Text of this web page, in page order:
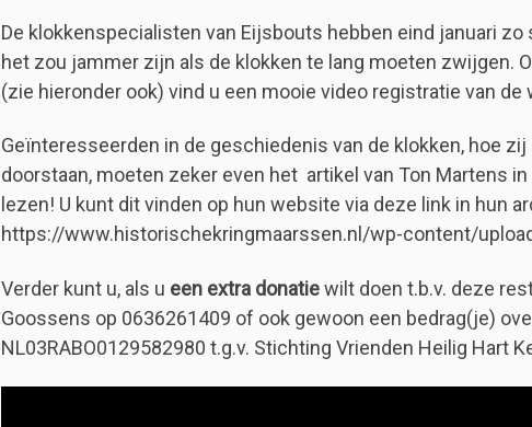
De klokkenspecialisten van Eijsbouts hebben eind januari
het zou jammer zijn als de klokken te lang moeten zwijgen.
(zie hieronder ook) vind u een mooie video registratie van de
Geïnteresseerden in de geschiedenis van de klokken, hoe
doorstaan, moeten zeker even het artikel van Ton Martens
lezen! U kunt dit vinden op hun website via deze link in hun
https://www.historischekringmaarssen.nl/wp-content/
Verder kunt u, als u een extra donatiewilt doen t.b.v. deze
Goossens op 0636261409 of ook gewoon een bedrag(je)
NL03RABO0129582980 t.g.v. Stichting Vrienden Heilig Hart